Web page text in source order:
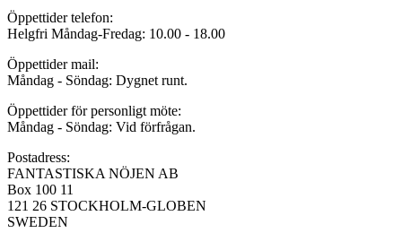
Öppettider telefon:
Helgfri Måndag-Fredag: 10.00 - 18.00
Öppettider mail:
Måndag - Söndag: Dygnet runt.
Öppettider för personligt möte:
Måndag - Söndag: Vid förfrågan.
Postadress:
FANTASTISKA NÖJEN AB
Box 100 11
121 26 STOCKHOLM-GLOBEN
SWEDEN